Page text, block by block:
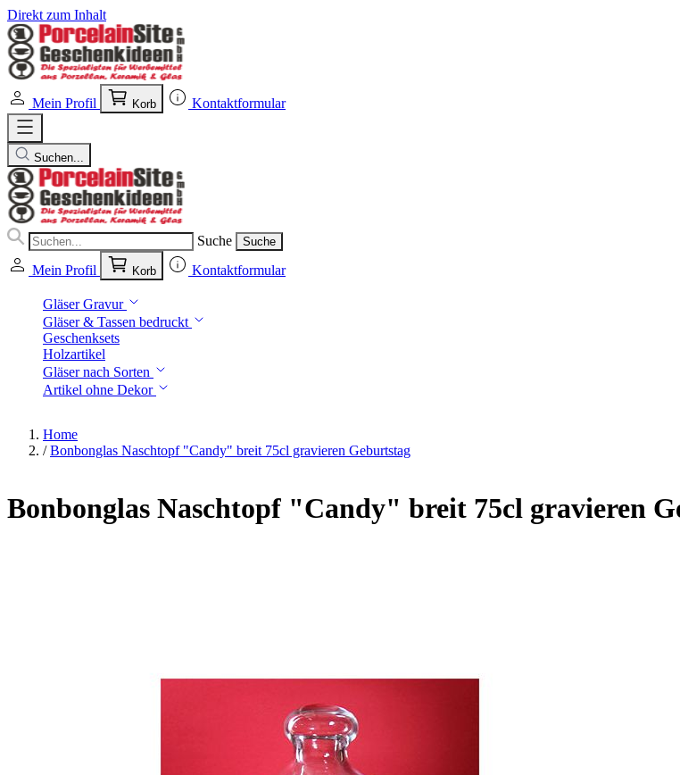
Direkt zum Inhalt
Mein Profil Korb Kontaktformular
Suchen...
Suche Suche
Mein Profil Korb Kontaktformular
Gläser Gravur
Gläser & Tassen bedruckt
Geschenksets
Holzartikel
Gläser nach Sorten
Artikel ohne Dekor
Home
/ Bonbonglas Naschtopf "Candy" breit 75cl gravieren Geburtstag
Bonbonglas Naschtopf "Candy" breit 75cl gravieren